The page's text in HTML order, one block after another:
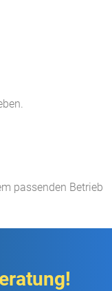
passenden Betrieb​